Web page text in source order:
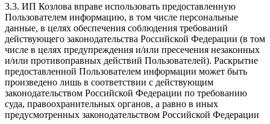
3.3. ИП Козлова вправе использовать предоставленную
Пользователем информацию, в том числе персональные
данные, в целях обеспечения соблюдения требований
действующего законодательства Российской Федерации (в том
числе в целях предупреждения и/или пресечения незаконных
и/или противоправных действий Пользователей). Раскрытие
предоставленной Пользователем информации может быть
произведено лишь в соответствии с действующим
законодательством Российской Федерации по требованию
суда, правоохранительных органов, а равно в иных
предусмотренных законодательством Российской Федерации